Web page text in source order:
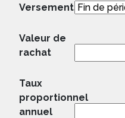
Versements
Valeur de
rachat
Taux
proportionnel
annuel